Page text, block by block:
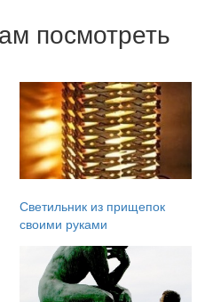
посмотреть
Светильник из прищепок
своими руками